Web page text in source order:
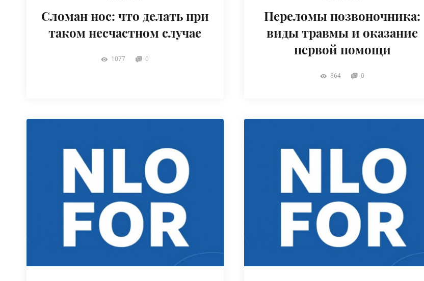
Сломан нос: что делать при
таком несчастном случае
1077 0
Переломы позвоночника:
виды травмы и оказание
первой помощи
864 0